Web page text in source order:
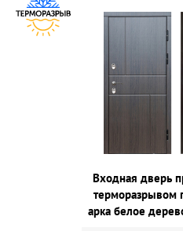
Входная дверь
терморазрывом
арка белое